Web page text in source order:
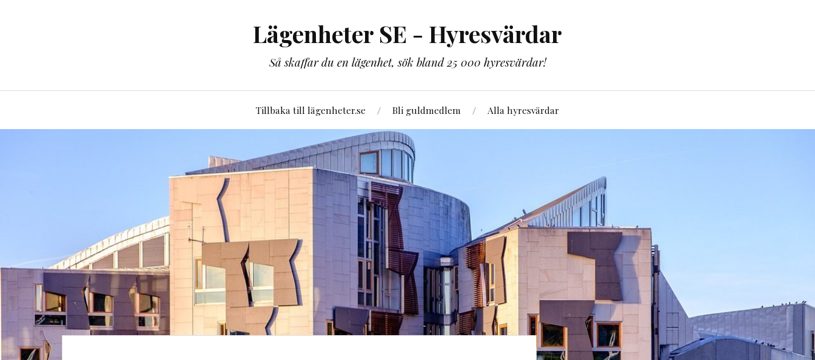
Lägenheter SE - Hyresvärdar
Så skaffar du en lägenhet, sök bland 25 000 hyresvärdar!
Tillbaka till lägenheter.se Bli guldmedlem Alla hyresvärdar